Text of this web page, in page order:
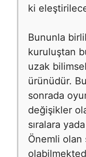
ki
Bununla
kuruluştan
uzak
ürünüdür.
sonrada
değişikler
sıralara
Önemli